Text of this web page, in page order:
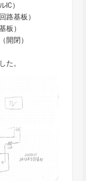
）
路基板）
板）
開閉）
た。